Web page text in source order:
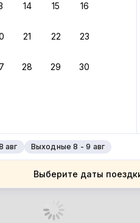
14 15 16
21 22 23
28 29 30
авг Выходные 8 - 9 авг
Выберите даты